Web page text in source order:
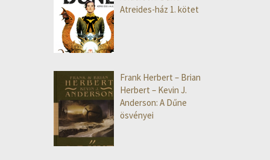
Atreides-ház 1. kötet
Frank Herbert – Brian
Herbert – Kevin J.
Anderson: A Dűne
ösvényei